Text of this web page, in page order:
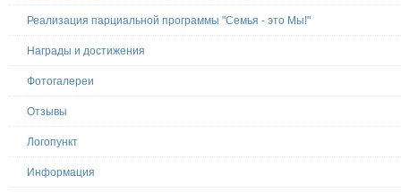
Реализация парциальной программы "Семья - это Мы!"
Награды и достижения
Фотогалереи
Отзывы
Логопункт
Информация